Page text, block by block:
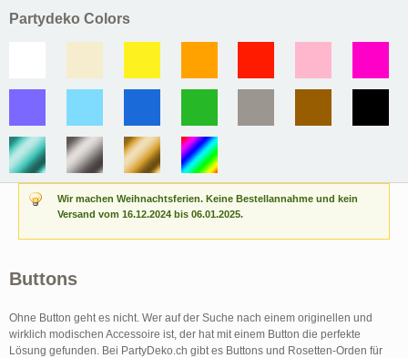
Wir machen Weihnachtsferien. Keine Bestellannahme und kein
Versand vom 16.12.2024 bis 06.01.2025.
Buttons
Ohne Button geht es nicht. Wer auf der Suche nach einem originellen und
wirklich modischen Accessoire ist, der hat mit einem Button die perfekte
Lösung gefunden. Bei PartyDeko.ch gibt es Buttons und Rosetten-Orden für
Partydeko Colors